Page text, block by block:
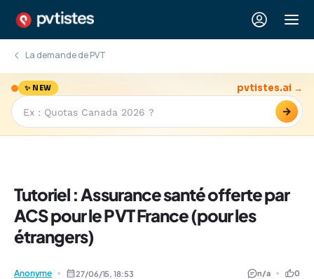
La demande de PVT
✨ NEW
→
pvtistes.ai →
Tutoriel : Assurance santé offerte par
ACS pour le PVT France (pour les
étrangers)
Anonyme 27/06/15,18:53 n/a 0